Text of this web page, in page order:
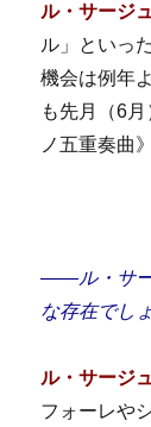
ル・サージ
ル」といっ
機会は例年
も先月（6
ノ五重奏曲
――ル・サー
な存在でし
ル・サージ
フォーレや